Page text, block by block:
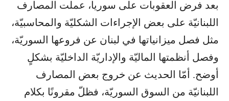
بعد فرض العقوبات على سوريا، عملت المصارف
اللبنانيّة على بعض الإجراءات الشكليّة والمحاسبيّة،
مثل فصل ميزانياتها في لبنان عن فروعها السوريّة،
وفصل أنظمتها الماليّة والإداريّة الداخليّة بشكلٍ
أوضح. أمّا الحديث عن خروج بعض المصارف
اللبنانيّة من السوق السوريّة، فظلّ مقرونًا بكلام